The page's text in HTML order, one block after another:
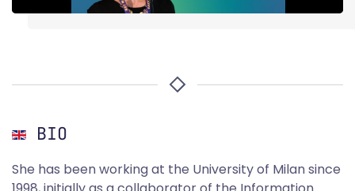
BIO
She has been working at the University of Milan since